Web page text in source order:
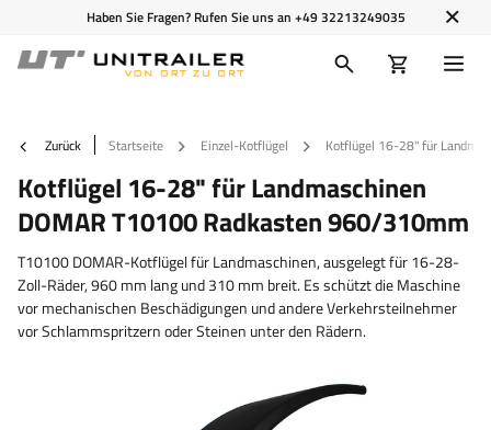
Haben Sie Fragen? Rufen Sie uns an +49 32213249035
Zurück Startseite Einzel-Kotflügel Kotflügel 16-28" für
Kotflügel 16-28" für Landmaschinen
DOMAR T10100 Radkasten 960/310mm
T10100 DOMAR-Kotflügel für Landmaschinen, ausgelegt für 16-28-
Zoll-Räder, 960 mm lang und 310 mm breit. Es schützt die Maschine
vor mechanischen Beschädigungen und andere Verkehrsteilnehmer
vor Schlammspritzern oder Steinen unter den Rädern.